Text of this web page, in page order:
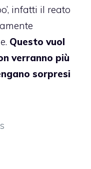
infatti il reato
Questo vuol
verranno più
sorpresi